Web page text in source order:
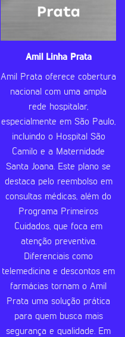
Amil Linha Prata
Amil Prata oferece cobertura
nacional com uma ampla
rede hospitalar,
especialmente em São Paulo,
incluindo o Hospital São
Camilo e a Maternidade
Santa Joana. Este plano se
destaca pelo reembolso em
consultas médicas, além do
Programa Primeiros
Cuidados, que foca em
atenção preventiva.
Diferenciais como
telemedicina e descontos em
farmácias tornam o Amil
Prata uma solução prática
para quem busca mais
segurança e qualidade. Em